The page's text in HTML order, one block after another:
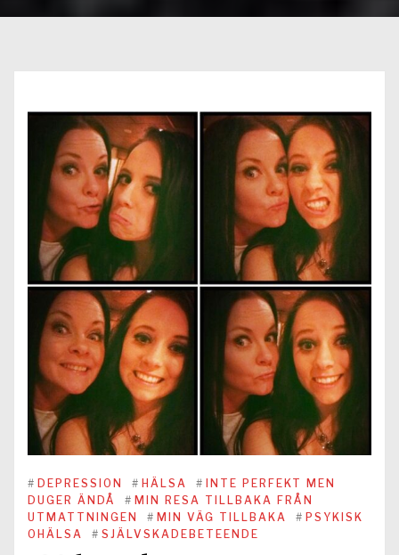
# DEPRESSION # HÄLSA #
INTE PERFEKT MEN
DUGER ÄNDÅ
# MIN RESA TILLBAKA FRÅN
UTMATTNINGEN
# MIN VÄG TILLBAKA # PSYKISK
OHÄLSA
# SJÄLVSKADEBETEENDE